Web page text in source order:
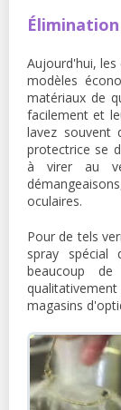
Aujourd'hui,
modèles
matériaux de
facilement et
lavez souvent
protectrice se
à virer au
oculaires.
Pour de tels
spray spécial
beaucoup
qualitativement
magasins